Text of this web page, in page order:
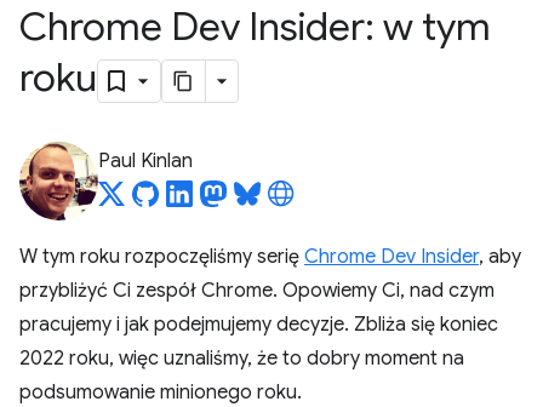
Chrome Dev Insider: w tym
roku
Paul Kinlan
W tym roku rozpoczęliśmy serię Chrome Dev Insider, aby
przybliżyć Ci zespół Chrome. Opowiemy Ci, nad czym
pracujemy i jak podejmujemy decyzje. Zbliża się koniec
2022 roku, więc uznaliśmy, że to dobry moment na
podsumowanie minionego roku.